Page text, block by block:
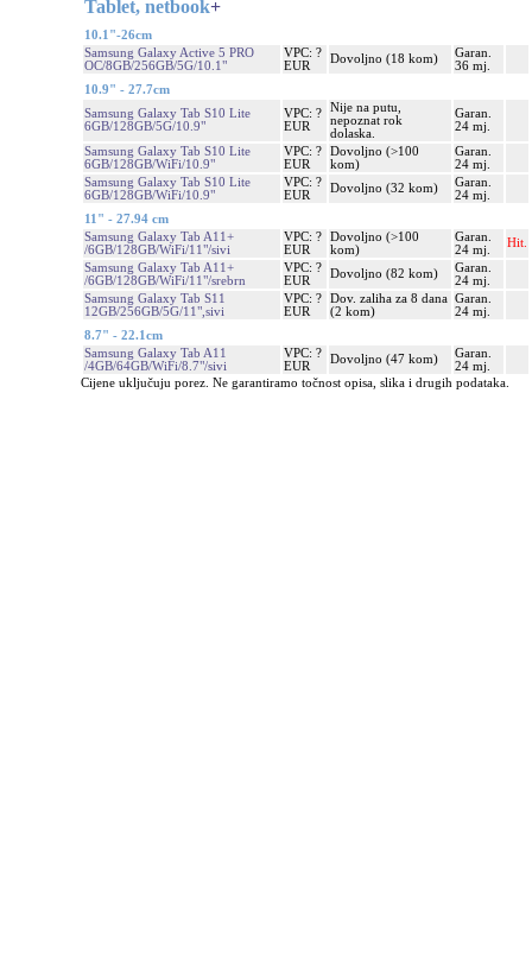
Tablet, netbook+
10.1"-26cm
Samsung Galaxy Active 5 PRO
OC/8GB/256GB/5G/10.1"
VPC: ?
EUR
Dovoljno (18 kom)
Garan.
36 mj.
10.9" - 27.7cm
Samsung Galaxy Tab S10 Lite
6GB/128GB/5G/10.9"
VPC: ?
EUR
Nije na putu,
nepoznat rok
dolaska.
Garan.
24 mj.
Samsung Galaxy Tab S10 Lite
6GB/128GB/WiFi/10.9"
VPC: ?
EUR
Dovoljno (>100
kom)
Garan.
24 mj.
Samsung Galaxy Tab S10 Lite
6GB/128GB/WiFi/10.9"
VPC: ?
EUR
Dovoljno (32 kom)
Garan.
24 mj.
11" - 27.94 cm
Samsung Galaxy Tab A11+
/6GB/128GB/WiFi/11"/sivi
VPC: ?
EUR
Dovoljno (>100
kom)
Garan.
24 mj.
Hit.
Samsung Galaxy Tab A11+
/6GB/128GB/WiFi/11"/srebrn
VPC: ?
EUR
Dovoljno (82 kom)
Garan.
24 mj.
Samsung Galaxy Tab S11
12GB/256GB/5G/11",sivi
VPC: ?
EUR
Dov. zaliha za 8 dana
(2 kom)
Garan.
24 mj.
8.7" - 22.1cm
Samsung Galaxy Tab A11
/4GB/64GB/WiFi/8.7"/sivi
VPC: ?
EUR
Dovoljno (47 kom)
Garan.
24 mj.
Cijene uključuju porez. Ne garantiramo točnost opisa, slika i drugih podataka.